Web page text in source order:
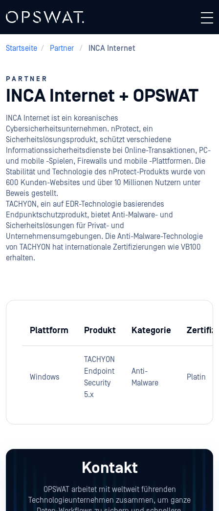
Startseite / Partner / INCA Internet
PARTNER
INCA Internet + OPSWAT
INCA Internet ist ein koreanisches
Cybersicherheitsunternehmen. nProtect, ein
Sicherheitslösungsprodukt, schützt verschiedene
Informationssicherheitsdienste bei Online-Transaktionen, PC-
und mobile -Spielen, Firewalls und mobile -Plattformen. Die
Stabilität und Technologie des nProtect-Produkts wurde von
600 Kunden-Websites und über 10 Millionen Nutzern unter
Beweis gestellt.
TACHYON, ein auf EDR-Technologie basierendes
Endpunktschutzprodukt, bietet Anti-Malware- und
Sicherheitslösungen für Privat- und
Unternehmensumgebungen. Die Anti-Malware-Technologie
von TACHYON hat internationale Zertifizierungen wie VB100
erhalten.
Plattform Produkt Kategorie
Windows
TACHYON
Endpoint
Security
5.x
Anti-
Malware
Platin
Kontakt
OPSWAT arbeitet mit weltweit führenden
Technologieunternehmen zusammen, um ganze